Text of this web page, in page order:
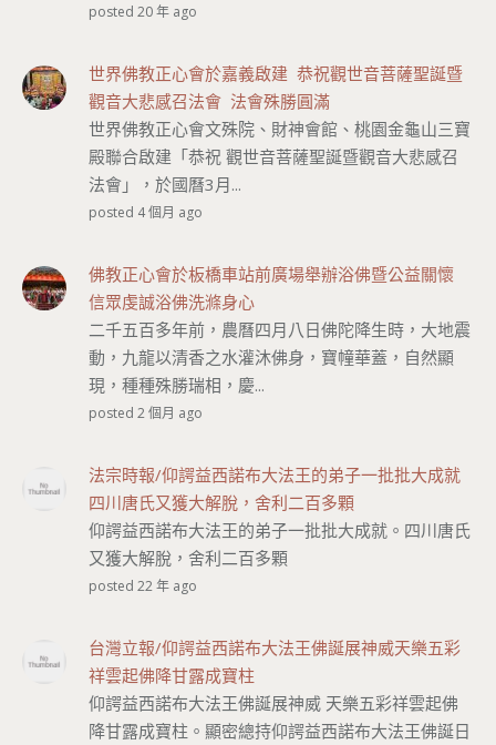
posted 20 年 ago
世界佛教正心會於嘉義啟建 恭祝觀世音菩薩聖誕暨
觀音大悲感召法會 法會殊勝圓滿
世界佛教正心會文殊院、財神會館、桃園金龜山三寶
殿聯合啟建「恭祝 觀世音菩薩聖誕暨觀音大悲感召
法會」，於國曆3月...
posted 4 個月 ago
佛教正心會於板橋車站前廣場舉辦浴佛暨公益關懷
信眾虔誠浴佛洗滌身心
二千五百多年前，農曆四月八日佛陀降生時，大地震
動，九龍以清香之水灌沐佛身，寶幢華蓋，自然顯
現，種種殊勝瑞相，慶...
posted 2 個月 ago
法宗時報/仰諤益西諾布大法王的弟子一批批大成就
四川唐氏又獲大解脫，舍利二百多顆
仰諤益西諾布大法王的弟子一批批大成就。四川唐氏
又獲大解脫，舍利二百多顆
posted 22 年 ago
台灣立報/仰諤益西諾布大法王佛誕展神威天樂五彩
祥雲起佛降甘露成寶柱
仰諤益西諾布大法王佛誕展神威 天樂五彩祥雲起佛
降甘露成寶柱。顯密總持仰諤益西諾布大法王佛誕日